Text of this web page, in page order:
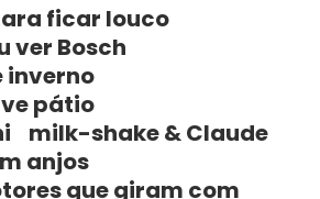
ficar louco
ver Bosch
inverno
pátio
milk-shake & Claude
anjos
que giram com